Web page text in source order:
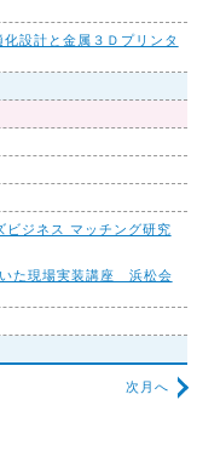
設計と金属３Ｄプリンタ
ジネス マッチング研究
いた現場実装講座 浜松会
次月へ